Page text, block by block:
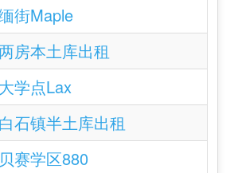
街Maple
房本土库出租
学点Lax
石镇半土库出租
赛学区880